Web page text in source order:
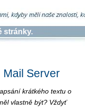
stránky.
Server
krátkého textu o
vlastně být? Vždyť